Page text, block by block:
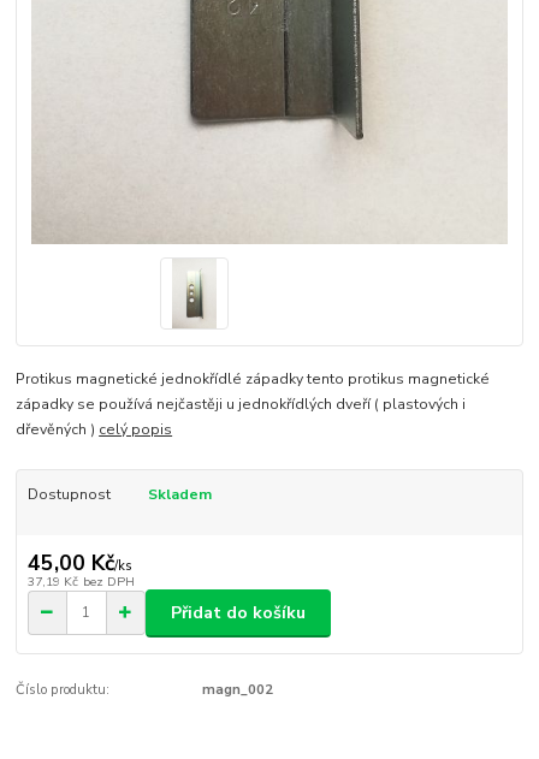
Protikus magnetické jednokřídlé západky tento protikus magnetické
západky se používá nejčastěji u jednokřídlých dveří ( plastových i
dřevěných ) celý popis
Dostupnost Skladem
45,00 Kč/ks
37,19 Kč bez DPH
Přidat do košíku
Číslo produktu: magn_002